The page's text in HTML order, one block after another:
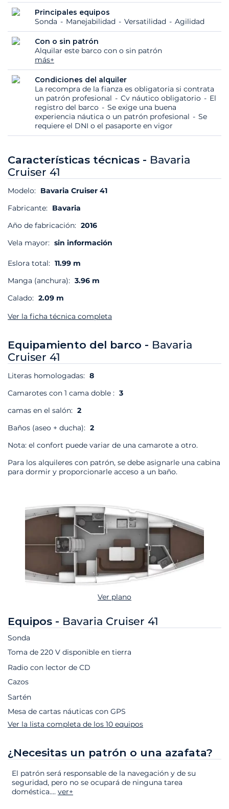
Principales equipos
Sonda
Manejabilidad Versatilidad Agilidad
Con o sin patrón
Alquilar este barco con o sin patrón
más+
Condiciones del alquiler
La recompra de la fianza es obligatoria si contrata
un patrón profesional
Cv náutico obligatorio
El
registro del barco
Se exige una buena
experiencia náutica o un patrón profesional
Se
requiere el DNI o el pasaporte en vigor
Características técnicas - Bavaria
Cruiser 41
Modelo: Bavaria Cruiser 41
Fabricante: Bavaria
Año de fabricación: 2016
Vela mayor: sin información
Eslora total: 11.99 m
Manga (anchura): 3.96 m
Calado: 2.09 m
Ver la ficha técnica completa
Equipamiento del barco - Bavaria
Cruiser 41
Literas homologadas: 8
Camarotes con 1 cama doble : 3
camas en el salón: 2
Baños (aseo + ducha): 2
Nota: el confort puede variar de una camarote a otro.
Para los alquileres con patrón, se debe asignarle una cabina
para dormir y proporcionarle acceso a un baño.
Ver plano
Equipos - Bavaria Cruiser 41
Sonda
Toma de 220 V disponible en tierra
Radio con lector de CD
Cazos
Sartén
Mesa de cartas náuticas con GPS
Ver la lista completa de los 10 equipos
¿Necesitas un patrón o una azafata?
El patrón será responsable de la navegación y de su
seguridad, pero no se ocupará de ninguna tarea
doméstica.... ver+